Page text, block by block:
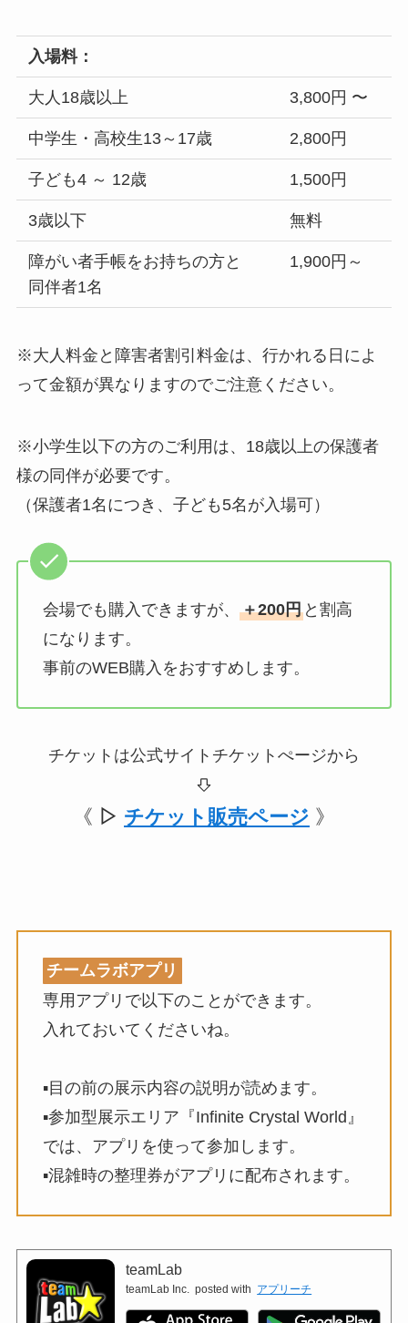
入場料：
大人18歳以上 3,800円 〜
中学生・高校生13～17歳 2,800円
子ども4 ～ 12歳 1,500円
3歳以下 無料
障がい者手帳をお持ちの方と
同伴者1名
1,900円～
※大人料金と障害者割引料金は、行かれる日によ
って金額が異なりますのでご注意ください。
※小学生以下の方のご利用は、18歳以上の保護者
様の同伴が必要です。
（保護者1名につき、子ども5名が入場可）
会場でも購入できますが、 ＋200円と割高
になります。
事前のWEB購入をおすすめします。
チケットは公式サイトチケットぺージから
《 ▷ チケット販売ページ 》
チームラボアプリ
専用アプリで以下のことができます。
入れておいてくださいね。
▪目の前の展示内容の説明が読めます。
▪参加型展示エリア『Infinite Crystal World』
では、アプリを使って参加します。
▪混雑時の整理券がアプリに配布されます。
teamLab
teamLab Inc. posted with アプリーチ